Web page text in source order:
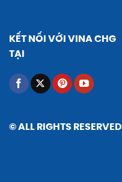
KẾT NỐI VỚI VINA CHG
TẠI
© ALL RIGHTS RESERVED